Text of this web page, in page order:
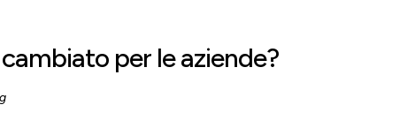
per le aziende?